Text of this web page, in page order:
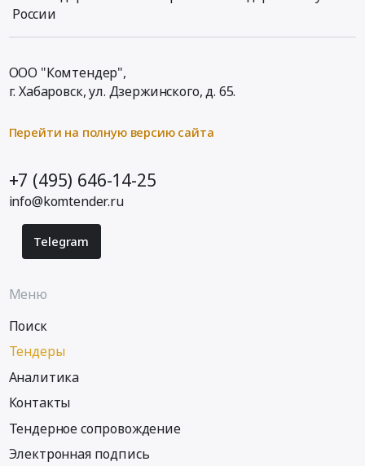
России
ООО "Комтендер",
г. Хабаровск,ул. Дзержинского, д. 65.
Перейти на полную версию сайта
+7 (495) 646-14-25
info@komtender.ru
Telegram
Меню
Поиск
Тендеры
Аналитика
Контакты
Тендерное сопровождение
Электронная подпись